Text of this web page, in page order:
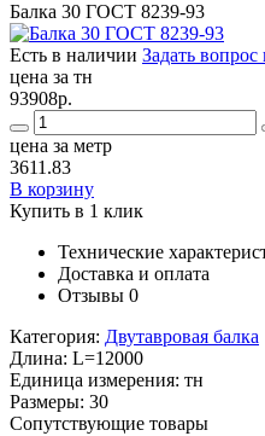
Балка 30 ГОСТ 8239-93
Есть в наличии Задать
цена за тн
93908р.
цена за метр
3611.83
В корзину
Купить в 1 клик
Технические
Доставка и оплата
Отзывы 0
Категория: Двутавровая балка
Длина: L=12000
Единица измерения: тн
Размеры: 30
Сопутствующие товары